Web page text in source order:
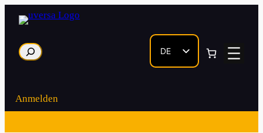
Inhalt
springen
Suche
DE
EN
Anmelden